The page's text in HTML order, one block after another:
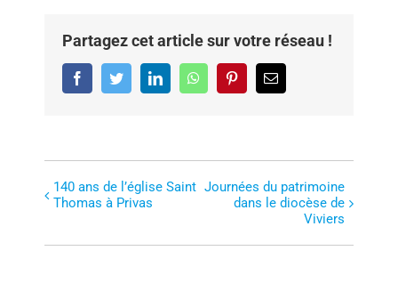
Partagez cet article sur votre réseau !
FacebookTwitterLinkedInWhatsAppPinterestEmail
N 140 ans de l’église Saint
Thomas à Privas
Journées du patrimoine
dans le diocèse de
Viviers